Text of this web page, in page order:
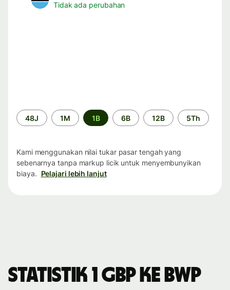
Tidak ada perubahan
Periode
waktu
48J 1M 1B 6B 12B 5Th
Kami menggunakan nilai tukar pasar tengah yang
sebenarnya tanpa markup licik untuk menyembunyikan
biaya. Pelajari lebih lanjut
Statistik 1 GBP ke BWP